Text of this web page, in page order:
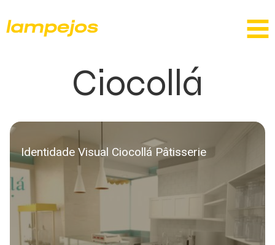
Ciocollá
Identidade Visual Ciocollá Pâtisserie